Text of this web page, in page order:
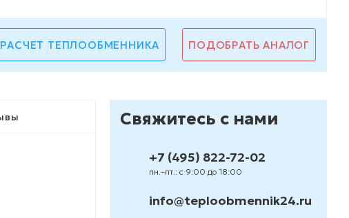
РАСЧЕТ ТЕПЛООБМЕННИКА ПОДОБРАТЬ АНАЛОГ
Свяжитесь с нами
+7 (495) 822-72-02
пн.–пт.: с 9:00 до 18:00
info@teploobmennik24.ru